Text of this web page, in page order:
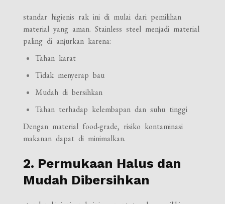
standar higienis rak ini di mulai dari pemilihan
material yang aman. Stainless steel menjadi material
paling di anjurkan karena:
Tahan karat
Tidak menyerap bau
Mudah di bersihkan
Tahan terhadap kelembapan dan suhu tinggi
Dengan material food-grade, risiko kontaminasi
makanan dapat di minimalkan.
2. Permukaan Halus dan
Mudah Dibersihkan